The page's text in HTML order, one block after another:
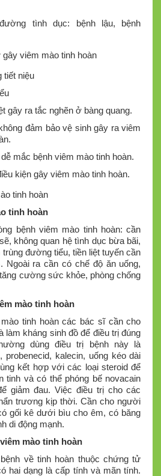
tình dục: bệnh lậu, bệnh
viêm mào tinh hoàn
tiết niệu
gây ra tắc nghẽn ở bàng quang.
đảm bảo vệ sinh gây ra viêm
mắc bệnh viêm mào tinh hoàn.
kiện gây viêm mào tinh hoàn.
tinh hoàn
tinh hoàn
bệnh viêm mào tinh hoàn: cần
không quan hệ tình dục bừa bãi,
đường tiểu, tiền liệt tuyến cần
Ngoài ra cần có chế độ ăn uống,
cường sức khỏe, phòng chống
mào tinh hoàn
tinh hoàn các bác sĩ cần cho
làm kháng sinh đồ để điều trị đúng
dùng điều trị bệnh này là
probenecid, kalecin, uống kéo dài
kết hợp với các loại steroid để
tinh và có thể phóng bế novacain
giảm đau. Việc điều trị cho các
trương kịp thời. Cần cho người
gối kê dưới bìu cho êm, có băng
di động mạnh.
mào tinh hoàn
về tinh hoàn thuộc chứng tử
hai dạng là cấp tính và mãn tính.